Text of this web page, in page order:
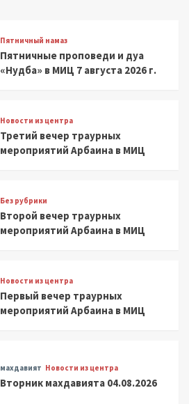
Пятничный намаз
Пятничные проповеди и дуа
«Нудба» в МИЦ 7 августа 2026 г.
Новости из центра
Третий вечер траурных
мероприятий Арбаина в МИЦ
Без рубрики
Второй вечер траурных
мероприятий Арбаина в МИЦ
Новости из центра
Первый вечер траурных
мероприятий Арбаина в МИЦ
махдавият Новости из центра
Вторник махдавията 04.08.2026